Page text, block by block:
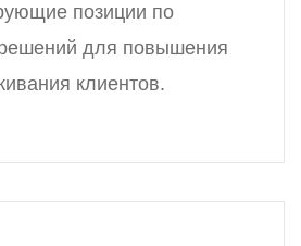
позиции по
для повышения
клиентов.